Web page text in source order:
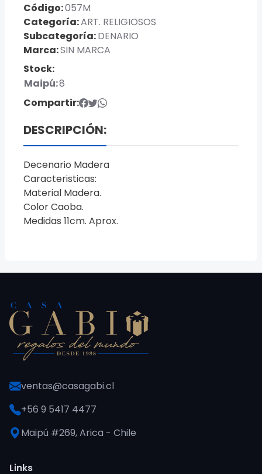
Código:057M
Categoría:ART. RELIGIOSOS
Subcategoría:DENARIO
Marca:SIN MARCA
Stock:
Maipú:8
Compartir:
DESCRIPCIÓN:
Decenario Madera
Caracteristicas:
Material Madera.
Color Caoba.
Medidas 11cm. Aprox.
ventas@casagabi.cl
+56 9 5417 4477
Maipú #269, Arica - Chile
Links